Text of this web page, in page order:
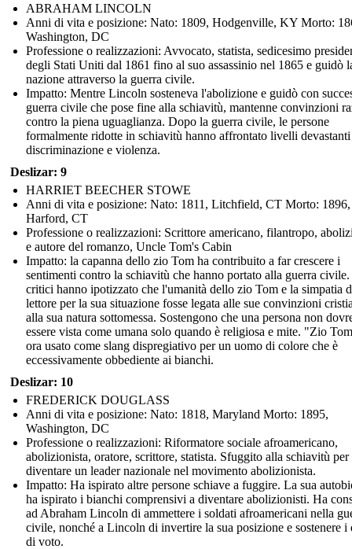
ABRAHAM LINCOLN
Anni di vita e posizione: Nato: 1809, Hodgenville, KY Morto:
Washington, DC
Professione o realizzazioni: Avvocato, statista, sedicesimo
degli Stati Uniti dal 1861 fino al suo assassinio nel 1865 e guidò
nazione attraverso la guerra civile.
Impatto: Mentre Lincoln sosteneva l'abolizione e guidò con
guerra civile che pose fine alla schiavitù, mantenne convinzioni
contro la piena uguaglianza. Dopo la guerra civile, le persone
formalmente ridotte in schiavitù hanno affrontato livelli
discriminazione e violenza.
Deslizar: 9
HARRIET BEECHER STOWE
Anni di vita e posizione: Nato: 1811, Litchfield, CT Morto: 1896,
Harford, CT
Professione o realizzazioni: Scrittore americano, filantropo,
e autore del romanzo, Uncle Tom's Cabin
Impatto: la capanna dello zio Tom ha contribuito a far crescere i
sentimenti contro la schiavitù che hanno portato alla guerra
critici hanno ipotizzato che l'umanità dello zio Tom e la simpatia
lettore per la sua situazione fosse legata alle sue convinzioni
alla sua natura sottomessa. Sostengono che una persona non
essere vista come umana solo quando è religiosa e mite. "Zio
ora usato come slang dispregiativo per un uomo di colore che è
eccessivamente obbediente ai bianchi.
Deslizar: 10
FREDERICK DOUGLASS
Anni di vita e posizione: Nato: 1818, Maryland Morto: 1895,
Washington, DC
Professione o realizzazioni: Riformatore sociale afroamericano,
abolizionista, oratore, scrittore, statista. Sfuggito alla schiavitù per
diventare un leader nazionale nel movimento abolizionista.
Impatto: Ha ispirato altre persone schiave a fuggire. La sua
ha ispirato i bianchi comprensivi a diventare abolizionisti. Ha
ad Abraham Lincoln di ammettere i soldati afroamericani nella
civile, nonché a Lincoln di invertire la sua posizione e sostenere i
di voto.